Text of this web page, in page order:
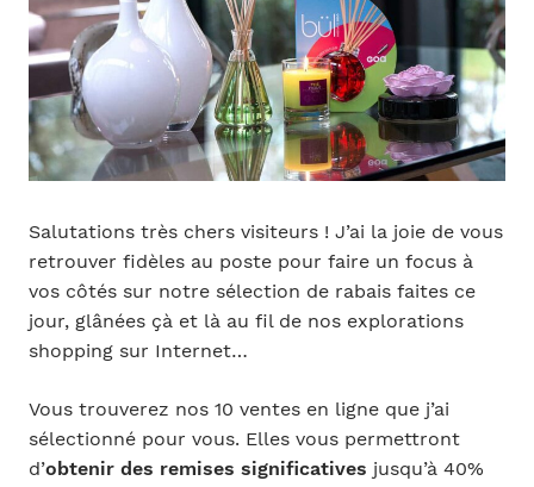
Salutations très chers visiteurs ! J’ai la joie de vous
retrouver fidèles au poste pour faire un focus à
vos côtés sur notre sélection de rabais faites ce
jour, glânées çà et là au fil de nos explorations
shopping sur Internet…
Vous trouverez nos 10 ventes en ligne que j’ai
sélectionné pour vous. Elles vous permettront
d’obtenir des remises significatives jusqu’à 40%